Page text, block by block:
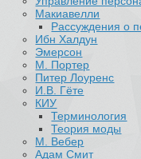
Макиавелли
Рассуждения о
Ибн Халдун
Эмерсон
М. Портер
Питер Лоуренс
И.В. Гёте
КИУ
Терминология
Теория моды
М. Вебер
Адам Смит